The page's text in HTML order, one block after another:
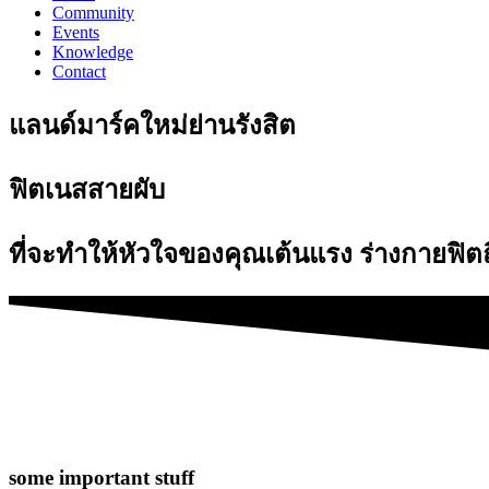
Community
Events
Knowledge
Contact
แลนด์มาร์คใหม่ย่านรังสิต
ฟิตเนสสายผับ
ที่จะทำให้หัวใจของคุณเต้นแรง ร่างกายฟิ
some important stuff